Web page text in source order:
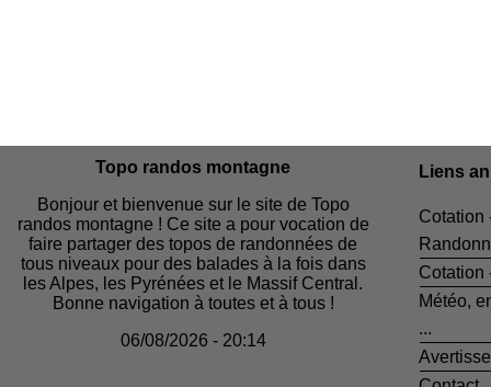
Topo randos montagne
Bonjour et bienvenue sur le site de Topo
randos montagne ! Ce site a pour vocation de
faire partager des topos de randonnées de
tous niveaux pour des balades à la fois dans
les Alpes, les Pyrénées et le Massif Central.
Bonne navigation à toutes et à tous !
06/08/2026 - 20:14
Liens
Cotation
Cotation
Météo,
...